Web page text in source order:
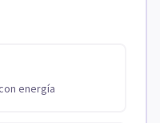
energía